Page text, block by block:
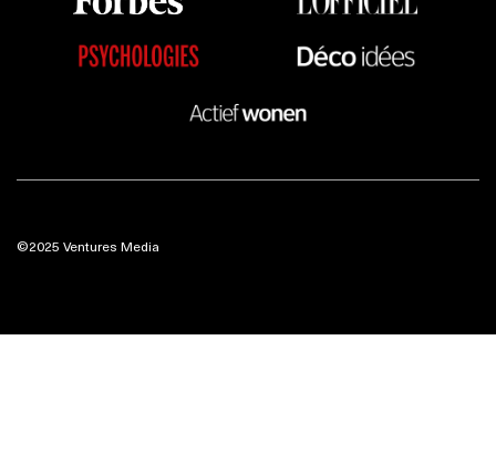
©2025 Ventures Media